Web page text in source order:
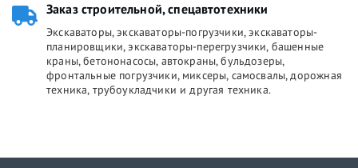
Заказ строительной, спецавтотехники
Экскаваторы, экскаваторы-погрузчики, экскаваторы-
планировщики, экскаваторы-перегрузчики, башенные
краны, бетононасосы, автокраны, бульдозеры,
фронтальные погрузчики, миксеры, самосвалы, дорожная
техника, трубоукладчики и другая техника.